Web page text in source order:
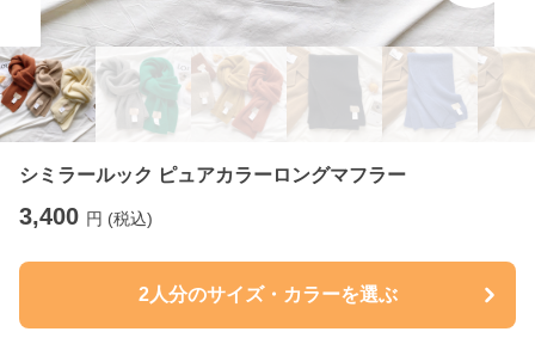
シミラールック ピュアカラーロングマフラー
3,400 円 (税込)
2人分のサイズ・カラーを選ぶ